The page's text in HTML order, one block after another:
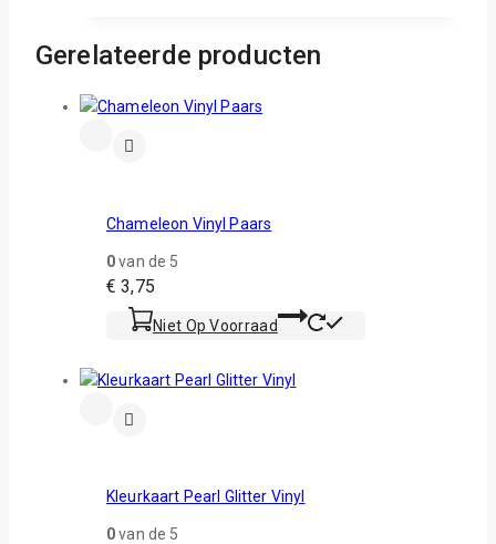
Gerelateerde producten
Chameleon Vinyl Paars
0van de 5
€ 3,75
Niet Op Voorraad
Kleurkaart Pearl Glitter Vinyl
0van de 5